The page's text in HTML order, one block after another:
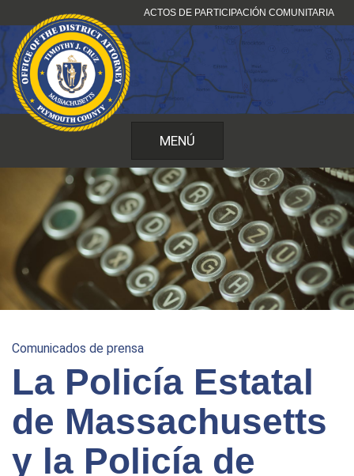
al
contenido
ACTOS DE PARTICIPACIÓN COMUNITARIA
MENÚ
Comunicados de prensa
La Policía Estatal
de Massachusetts
y la Policía de